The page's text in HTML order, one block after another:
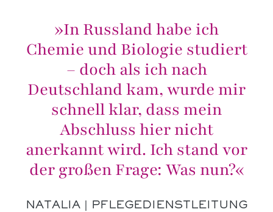
»In Russland habe ich
Chemie und Biologie studiert
– doch als ich nach
Deutschland kam, wurde mir
schnell klar, dass mein
Abschluss hier nicht
anerkannt wird. Ich stand vor
der großen Frage: Was nun?«
NATALIA | PFLEGEDIENSTLEITUNG